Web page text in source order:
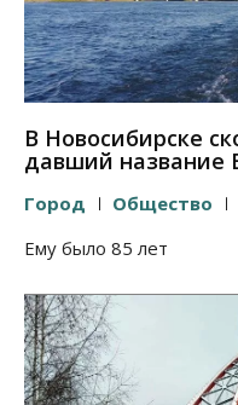
В Новосибирске
давший название
Город Общество
Ему было 85 лет